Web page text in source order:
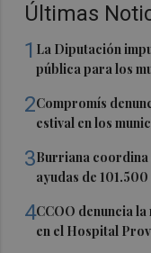
Últimas
1 La Diputación
pública para los
2Compromís
estival en los
3Burriana coordina
ayudas de
4CCOO denuncia
en el Hospital